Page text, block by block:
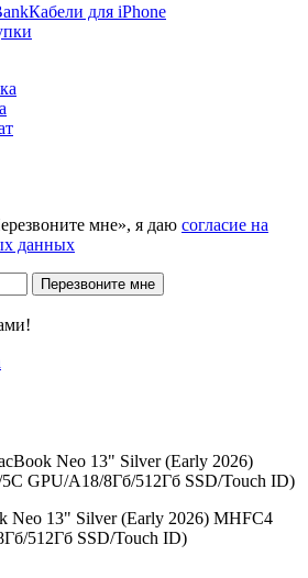
Кабели для iPhone
мне», я даю согласие на
данных
Neo 13" Silver (Early 2026)
GPU/A18/8Гб/512Гб SSD/Touch ID)
Neo 13" Silver (Early 2026) MHFC4
512Гб SSD/Touch ID)